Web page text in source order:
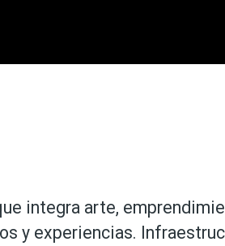
integra arte,
y experiencias.